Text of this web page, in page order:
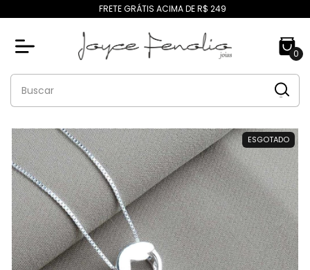
FRETE GRÁTIS ACIMA DE R$ 249
0
ESGOTADO